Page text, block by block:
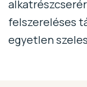
felszereléses
egyetlen